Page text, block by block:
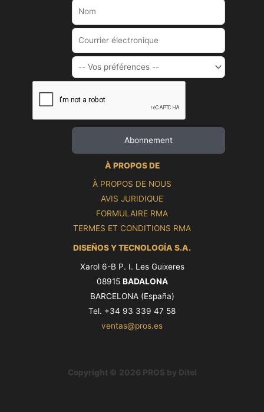
À PROPOS DE
À PROPOS DE NOUS
AVIS JURIDIQUE
FORMULAIRE RMA
TERMES ET CONDITIONS RMA
DISEÑOS Y TECNOLOGÍA S.A.
Xarol 6-B P. I. Les Guixeres
08915 BADALONA
BARCELONA (España)
Tel. +34 93 339 47 58
ventas@pros.es
Copyright © 2026 PROS by Ditel